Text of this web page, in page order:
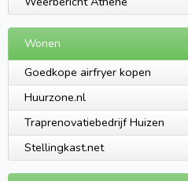
Wonen
Goedkope airfryer kopen
Huurzone.nl
Traprenovatiebedrijf Huizen
Stellingkast.net